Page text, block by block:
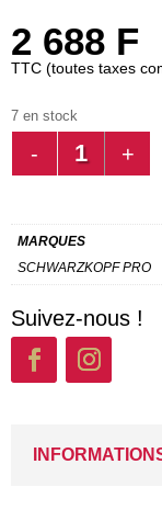
2 688 F
TTC (toutes taxes
7 en stock
QUANTITÉ
À
ÉCLAIRCIR
BLANCS
MARRON
ACAJOU
MARQUES
SCHWARZKOPF PRO
Suivez-nous !